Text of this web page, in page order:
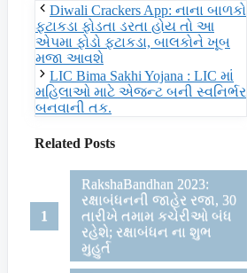
Diwali Crackers App: નાના બાળકો
ફટાકડા ફોડતા ડરતા હોય તો આ
એપમા ફોડો ફટાકડા, બાલકોને ખૂબ
મજા આવશે
LIC Bima Sakhi Yojana : LIC માં
મહિલાઓ માટે એજન્ટ બની સ્વનિર્ભર
બનવાની તક.
Related Posts
RakshaBandhan 2023:
રક્ષાબંધનની જાહેર રજા, 30
તારીખે તમામ કચેરીઓ બંધ
રહેશે; રક્ષાબંધન ના શુભ
મુહુર્ત